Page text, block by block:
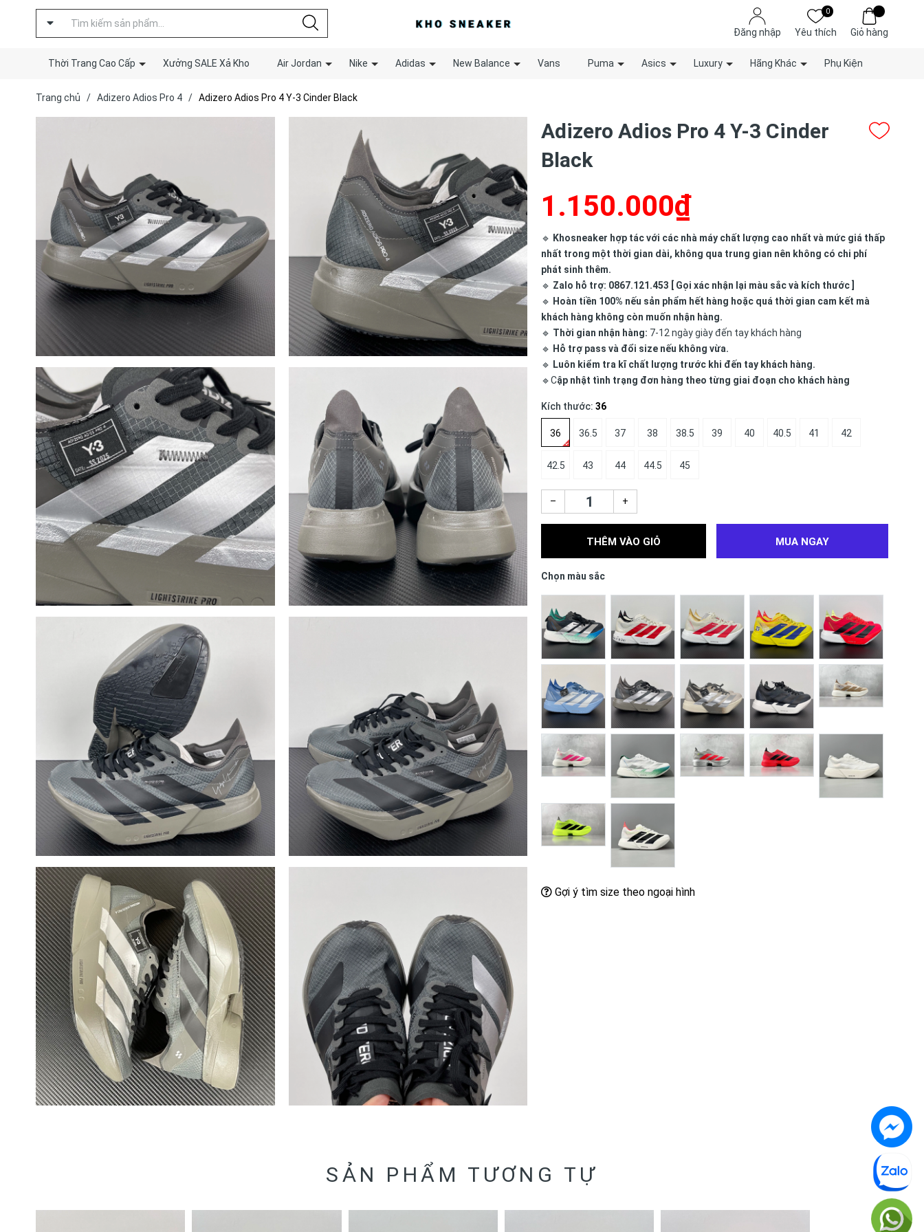
Đăng nhập
0
Yêu thích Giỏ hàng
Thời Trang Cao Cấp Xưởng SALE Xả Kho Air Jordan Nike Adidas New Balance Vans Puma Asics Luxury Hãng Khác Phụ Kiện
Trang chủ / Adizero Adios Pro 4 / Adizero Adios Pro 4 Y-3 Cinder Black
Adizero Adios Pro 4 Y-3 Cinder
Black
1.150.000₫
🔹 Khosneaker hợp tác với các nhà máy chất lượng cao nhất và mức giá thấp
nhất trong một thời gian dài, không qua trung gian nên không có chi phí
phát sinh thêm.
🔹 Zalo hỗ trợ: 0867.121.453 [ Gọi xác nhận lại màu sắc và kích thước ]
🔹 Hoàn tiền 100% nếu sản phẩm hết hàng hoặc quá thời gian cam kết mà
khách hàng không còn muốn nhận hàng.
🔹 Thời gian nhận hàng: 7-12 ngày giày đến tay khách hàng
🔹 Hỗ trợ pass và đổi size nếu không vừa.
🔹 Luôn kiểm tra kĩ chất lượng trước khi đến tay khách hàng.
🔹Cập nhật tình trạng đơn hàng theo từng giai đoạn cho khách hàng
Kích thước: 36
36 36.5 37 38 38.5 39 40 40.5 41 42
42.5 43 44 44.5 45
– +
THÊM VÀO GIỎ MUA NGAY
Chọn màu sắc
Gợi ý tìm size theo ngoại hình
SẢN PHẨM TƯƠNG TỰ